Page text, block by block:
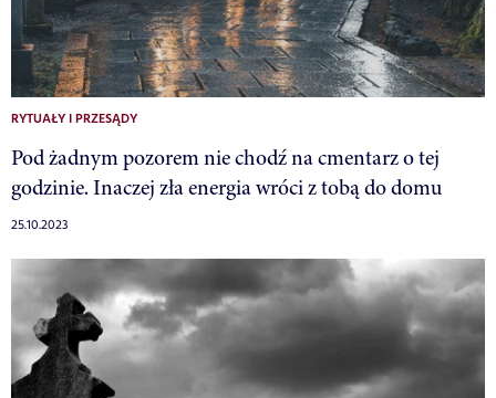
RYTUAŁY I PRZESĄDY
Pod żadnym pozorem nie chodź na cmentarz o tej
godzinie. Inaczej zła energia wróci z tobą do domu
25.10.2023